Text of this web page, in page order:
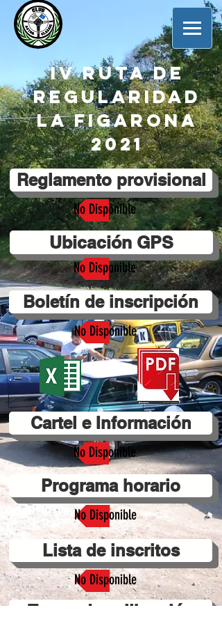
IV Ruta de
regularidad
La Figarona
2021
Reglamento provisional
No Disponible
Ubicación GPS
No Disponible
Boletín de inscripción
No Disponible
Cartel e Información
No Disponible
Programa horario
No Disponible
Lista de inscritos
No Disponible
Tramo de calibración